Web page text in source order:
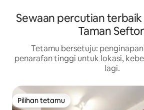
Sewaan percutian
Taman
Tetamu bersetuju:
penarafan tinggi untuk lokasi,
lagi.
Pilihan tetamu
Pilihan tetamu